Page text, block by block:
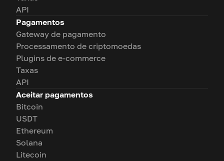
API
Pagamentos
Gateway de pagamento
Processamento de criptomoedas
Plugins de e-commerce
Taxas
API
Aceitar pagamentos
Bitcoin
USDT
Ethereum
Solana
Litecoin